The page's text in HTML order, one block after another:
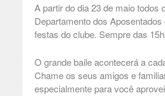
A partir do dia 23 de maio todos
Departamento dos
festas do clube. Sempre das
O grande baile acontecerá a
Chame os seus amigos e
especialmente para você